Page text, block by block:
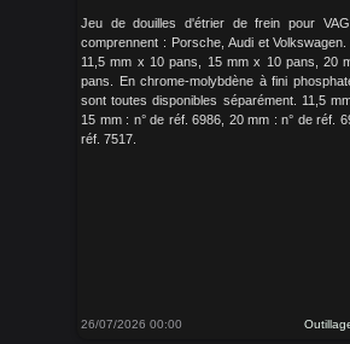
Jeu de douilles d'étrier de frein pour
comprennent : Porsche, Audi et
11,5 mm x 10 pans, 15 mm x 10 pans, 20
pans. En chrome-molybdène à fini
sont toutes disponibles séparément. 11,5
15 mm : n° de réf. 6986, 20 mm : n° de réf.
réf. 7517.
26/07/2026 00:00